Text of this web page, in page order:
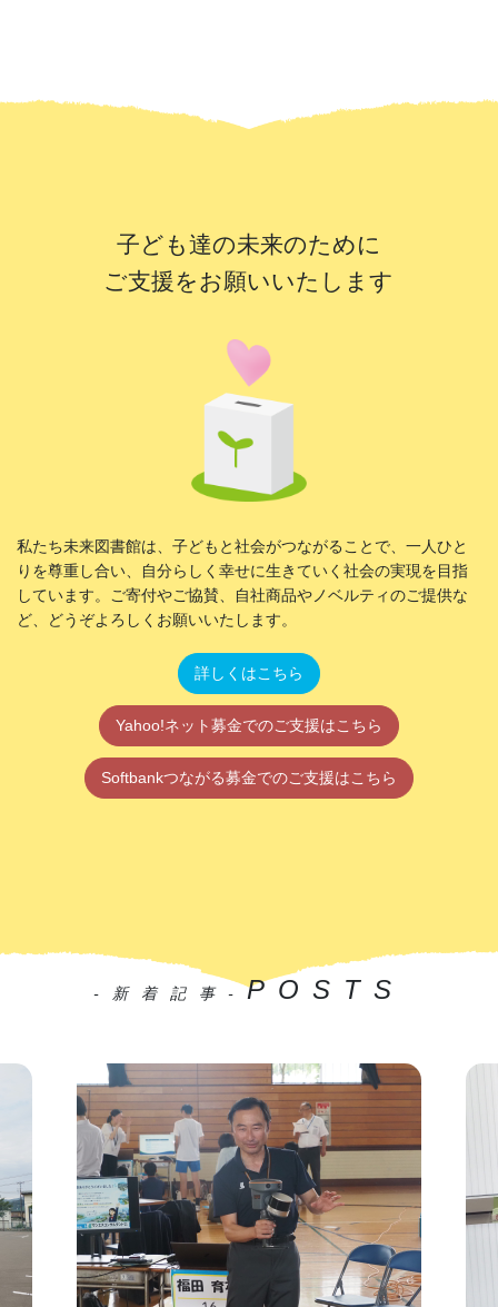
子ども達の未来のために
ご支援をお願いいたします
私たち未来図書館は、子どもと社会がつながることで、一人ひと
りを尊重し合い、自分らしく幸せに生きていく社会の実現を目指
しています。ご寄付やご協賛、自社商品やノベルティのご提供な
ど、どうぞよろしくお願いいたします。
詳しくはこちら
Yahoo!ネット募金でのご支援はこちら
Softbankつながる募金でのご支援はこちら
-新着記事- POSTS